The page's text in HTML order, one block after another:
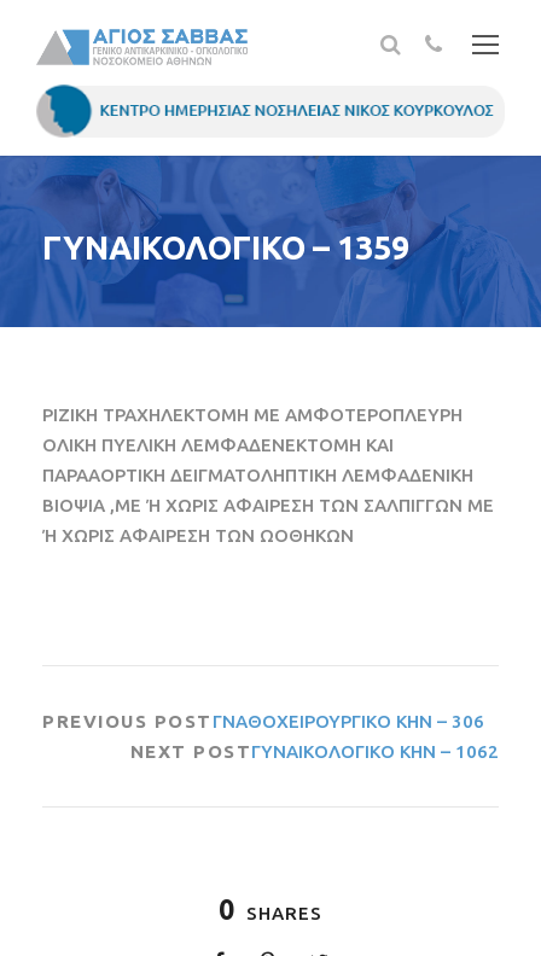
ΓΥΝΑΙΚΟΛΟΓΙΚΟ – 1359
ΡΙΖΙΚΗ ΤΡΑΧΗΛΕΚΤΟΜΗ ΜΕ ΑΜΦΟΤΕΡΟΠΛΕΥΡΗ
ΟΛΙΚΗ ΠΥΕΛΙΚΗ ΛΕΜΦΑΔΕΝΕΚΤΟΜΗ ΚΑΙ
ΠΑΡΑΑΟΡΤΙΚΗ ΔΕΙΓΜΑΤΟΛΗΠΤΙΚΗ ΛΕΜΦΑΔΕΝΙΚΗ
ΒΙΟΨΙΑ ,ΜΕ Ή ΧΩΡΙΣ ΑΦΑΙΡΕΣΗ ΤΩΝ ΣΑΛΠΙΓΓΩΝ ΜΕ
Ή ΧΩΡΙΣ ΑΦΑΙΡΕΣΗ ΤΩΝ ΩΟΘΗΚΩΝ
PREVIOUS POST ΓΝΑΘΟΧΕΙΡΟΥΡΓΙΚΟ ΚΗΝ – 306
NEXT POSTΓΥΝΑΙΚΟΛΟΓΙΚΟ ΚΗΝ – 1062
0 SHARES